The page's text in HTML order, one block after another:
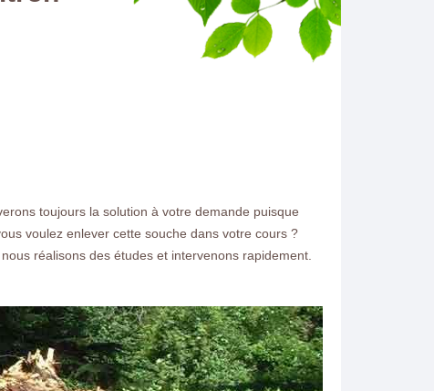
toujours la solution à votre demande puisque
voulez enlever cette souche dans votre cours ?
réalisons des études et intervenons rapidement.